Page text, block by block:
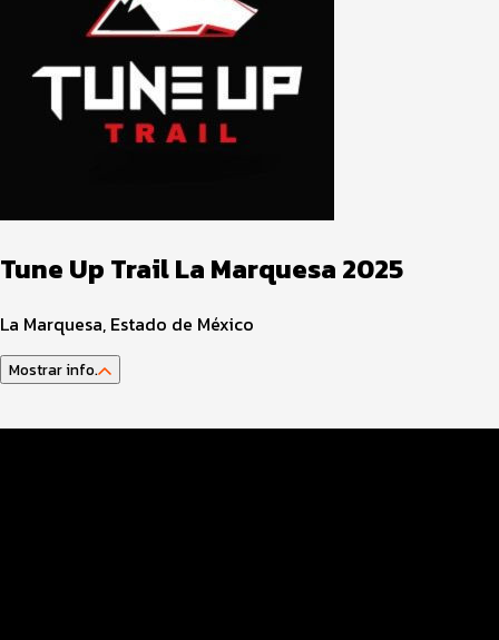
Tune Up Trail La Marquesa 2025
La Marquesa, Estado de México
Mostrar info.